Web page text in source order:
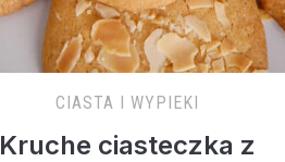
CIASTA I WYPIEKI
Kruche ciasteczka z